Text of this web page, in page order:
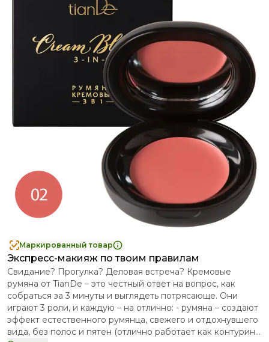
Маркированный товар
Экспресс-макияж по твоим правилам
Свидание? Прогулка? Деловая встреча? Кремовые
румяна от TianDe – это честный ответ на вопрос, как
собраться за 3 минуты и выглядеть потрясающе. Они
играют 3 роли, и каждую – на отлично: - румяна – создают
эффект естественного румянца, свежего и отдохнувшего
вида, без полос и пятен (отлично работает как контуринг